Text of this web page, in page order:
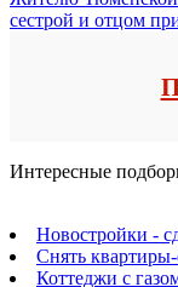
сестрой и отцом
Интересные
Новостройки -
Снять
Коттеджи с